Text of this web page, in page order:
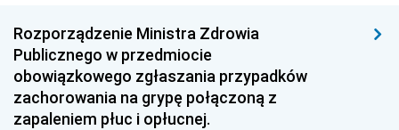
Rozporządzenie Ministra Zdrowia
Publicznego w przedmiocie
obowiązkowego zgłaszania przypadków
zachorowania na grypę połączoną z
zapaleniem płuc i opłucnej.